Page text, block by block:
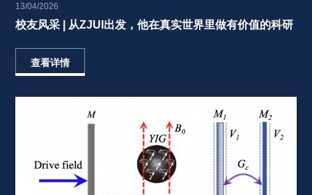
13/04/2026
校友风采 | 从ZJUI出发，他在真实世界里做有价值的科研
查看详情